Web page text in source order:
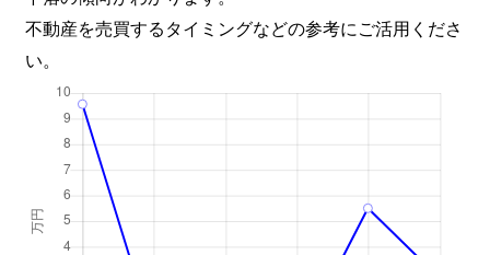
不動産を売買するタイミングなどの参考にご活用くださ
い。